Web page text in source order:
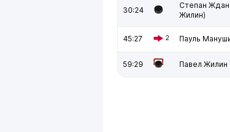
30:24
Степан
Жилин)
45:27 2 Пауль
59:29 Павел Жилин